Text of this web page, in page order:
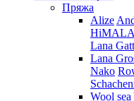
Пряжа
Alize
Lana
Lana
Nako
Wool sea